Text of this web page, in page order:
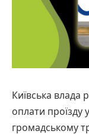
Київська влада
оплати проїзду
громадському